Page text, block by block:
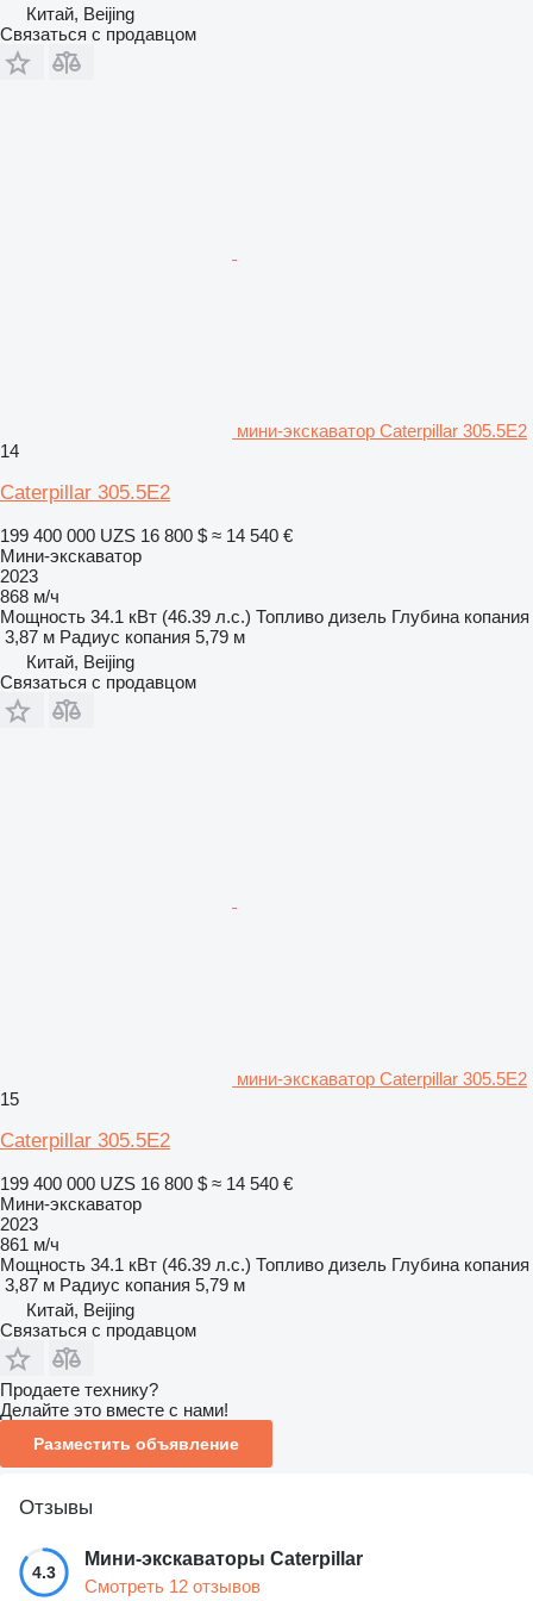
Китай, Beijing
Связаться с продавцом
мини-экскаватор Caterpillar 305.5E2
14
Caterpillar 305.5E2
199 400 000 UZS 16 800 $ ≈ 14 540 €
Мини-экскаватор
2023
868 м/ч
Мощность 34.1 кВт (46.39 л.с.) Топливо дизель Глубина копания
3,87 м Радиус копания 5,79 м
Китай, Beijing
Связаться с продавцом
мини-экскаватор Caterpillar 305.5E2
15
Caterpillar 305.5E2
199 400 000 UZS 16 800 $ ≈ 14 540 €
Мини-экскаватор
2023
861 м/ч
Мощность 34.1 кВт (46.39 л.с.) Топливо дизель Глубина копания
3,87 м Радиус копания 5,79 м
Китай, Beijing
Связаться с продавцом
Продаете технику?
Делайте это вместе с нами!
Разместить объявление
Отзывы
4.3
Мини-экскаваторы Caterpillar
Смотреть 12 отзывов